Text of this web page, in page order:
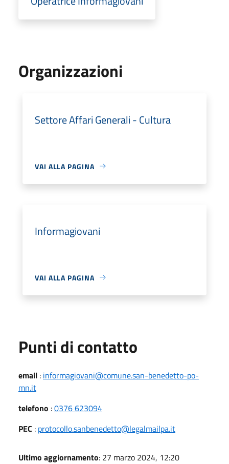
Organizzazioni
Settore Affari Generali - Cultura
VAI ALLA PAGINA
Informagiovani
VAI ALLA PAGINA
Punti di contatto
email : informagiovani@comune.san-benedetto-po-
mn.it
telefono :0376 623094
PEC : protocollo.sanbenedetto@legalmailpa.it
Ultimo aggiornamento: 27 marzo 2024, 12:20